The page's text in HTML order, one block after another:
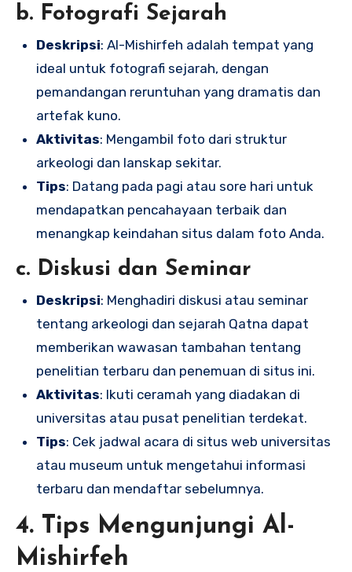
b. Fotografi Sejarah
Deskripsi: Al-Mishirfeh adalah tempat yang
ideal untuk fotografi sejarah, dengan
pemandangan reruntuhan yang dramatis dan
artefak kuno.
Aktivitas: Mengambil foto dari struktur
arkeologi dan lanskap sekitar.
Tips: Datang pada pagi atau sore hari untuk
mendapatkan pencahayaan terbaik dan
menangkap keindahan situs dalam foto Anda.
c. Diskusi dan Seminar
Deskripsi: Menghadiri diskusi atau seminar
tentang arkeologi dan sejarah Qatna dapat
memberikan wawasan tambahan tentang
penelitian terbaru dan penemuan di situs ini.
Aktivitas: Ikuti ceramah yang diadakan di
universitas atau pusat penelitian terdekat.
Tips: Cek jadwal acara di situs web universitas
atau museum untuk mengetahui informasi
terbaru dan mendaftar sebelumnya.
4. Tips Mengunjungi Al-
Mishirfeh